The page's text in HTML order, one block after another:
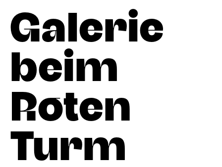
Galerie
beim
Roten
Turm